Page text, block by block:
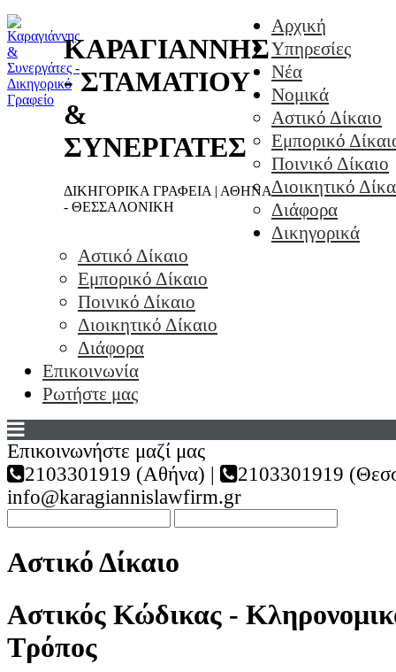
ΚΑΡΑΓΙΑΝΝΗΣ
- ΣΤΑΜΑΤΙΟΥ
&
ΣΥΝΕΡΓΑΤΕΣ
ΔΙΚΗΓΟΡΙΚΑ ΓΡΑΦΕΙΑ | ΑΘΗΝΑ
- ΘΕΣΣΑΛΟΝΙΚΗ
Αρχική
Υπηρεσίες
Νέα
Νομικά
Αστικό Δίκαιο
Εμπορικό
Ποινικό Δίκαιο
Διοικητικό
Διάφορα
Δικηγορικά
Αστικό Δίκαιο
Εμπορικό Δίκαιο
Ποινικό Δίκαιο
Διοικητικό Δίκαιο
Διάφορα
Επικοινωνία
Ρωτήστε μας
Επικοινωνήστε μαζί μας
2103301919 (Αθήνα) |
2103301919
info@karagiannislawfirm.gr
Αστικό Δίκαιο
Αστικός Κώδικας -
Τρόπος